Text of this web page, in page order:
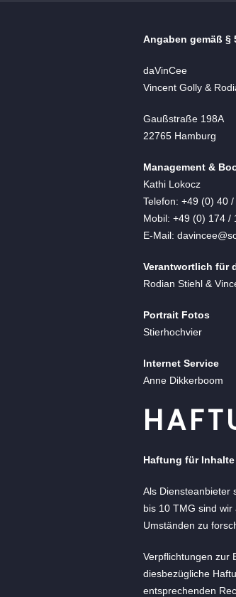
Angaben gemäß §
daVinCee
Vincent Golly &
Gaußstraße 198A
22765 Hamburg
Management &
Kathi Lokocz
Telefon: +49 (0) 40
Mobil: +49 (0) 174 /
E-Mail:
Verantwortlich für
Rodian Stiehl &
Portrait Fotos
Stierhochvier
Internet Service
Anne Dikkerboom
Haftung für Inhalte
Als Diensteanbieter
bis 10 TMG sind
Umständen zu
Verpflichtungen zur
diesbezügliche
entsprechenden